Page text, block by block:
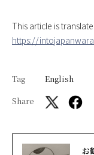
This article is
https://
Tag
English
Share
お